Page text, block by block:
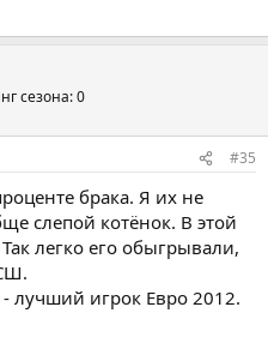
сезона: 0
#35
брака. Я их не
слепой котёнок. В этой
легко его обыгрывали,
лучший игрок Евро 2012.